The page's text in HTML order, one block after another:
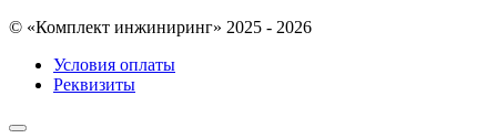
© «Комплект инжиниринг» 2025 - 2026
Условия оплаты
Реквизиты